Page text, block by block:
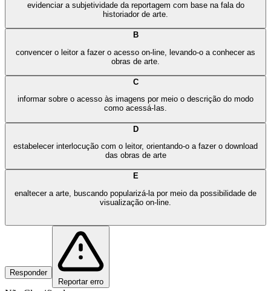
evidenciar a subjetividade da reportagem com base na fala do
historiador de arte.
B
convencer o leitor a fazer o acesso on-line, levando-o a conhecer as
obras de arte.
C
informar sobre o acesso às imagens por meio o descrição do modo
como acessá-Ias.
D
estabelecer interlocução com o leitor, orientando-o a fazer o download
das obras de arte
E
enaltecer a arte, buscando popularizá-la por meio da possibilidade de
visualização on-line.
Responder
Reportar erro